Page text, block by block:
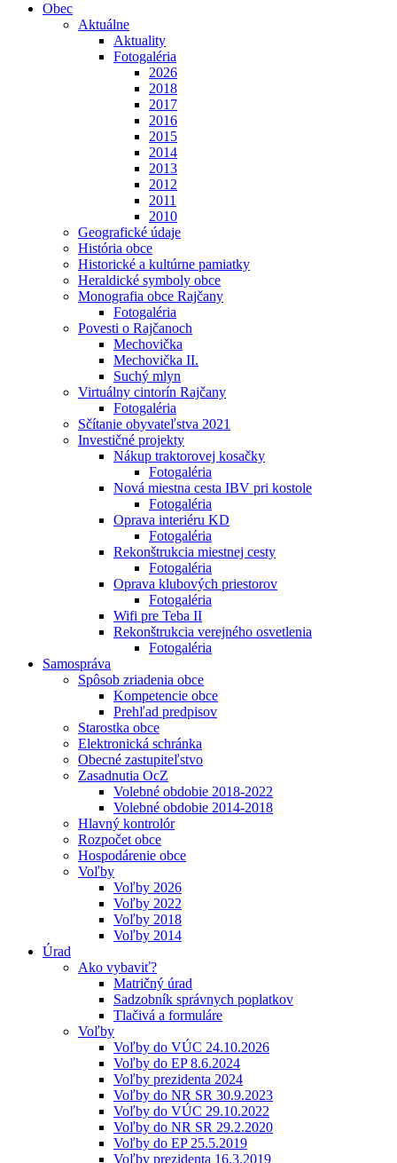
Obec
Aktuálne
Aktuality
Fotogaléria
2026
2018
2017
2016
2015
2014
2013
2012
2011
2010
Geografické údaje
História obce
Historické a kultúrne pamiatky
Heraldické symboly obce
Monografia obce Rajčany
Fotogaléria
Povesti o Rajčanoch
Mechovička
Mechovička II.
Suchý mlyn
Virtuálny cintorín Rajčany
Fotogaléria
Sčítanie obyvateľstva 2021
Investičné projekty
Nákup traktorovej kosačky
Fotogaléria
Nová miestna cesta IBV pri kostole
Fotogaléria
Oprava interiéru KD
Fotogaléria
Rekonštrukcia miestnej cesty
Fotogaléria
Oprava klubových priestorov
Fotogaléria
Wifi pre Teba II
Rekonštrukcia verejného osvetlenia
Fotogaléria
Samospráva
Spôsob zriadenia obce
Kompetencie obce
Prehľad predpisov
Starostka obce
Elektronická schránka
Obecné zastupiteľstvo
Zasadnutia OcZ
Volebné obdobie 2018-2022
Volebné obdobie 2014-2018
Hlavný kontrolór
Rozpočet obce
Hospodárenie obce
Voľby
Voľby 2026
Voľby 2022
Voľby 2018
Voľby 2014
Úrad
Ako vybaviť?
Matričný úrad
Sadzobník správnych poplatkov
Tlačivá a formuláre
Voľby
Voľby do VÚC 24.10.2026
Voľby do EP 8.6.2024
Voľby prezidenta 2024
Voľby do NR SR 30.9.2023
Voľby do VÚC 29.10.2022
Voľby do NR SR 29.2.2020
Voľby do EP 25.5.2019
Voľby prezidenta 16.3.2019